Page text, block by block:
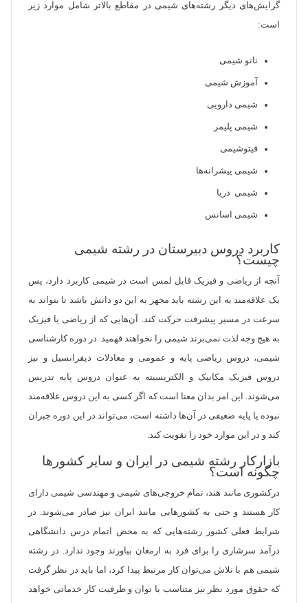
گرایش‌های دیگر رشته‌های شیمی در مقاطع بالاتر شامل موارد زیر
است:
نانو شیمی
آموزش شیمی
شیمی دارویی
شیمی پلیمر
فیتوشیمی
شیمی پیشرانه‌‏ها
شیمی دریا
شیمی اسانس
کاربرد دروس دبیرستان در رشته‌ شیمی
چیست؟
آنچه از ریاضی و فیزیک قابل لمس است در شیمی کاربرد دارد، پس
یک علاقه‏‌مند به این رشته باید مجهز به این دو دانش باشد تا بتواند به
سرعت در مسیر پیشرفت حرکت کند. آن‌هایی که از ریاضی یا فیزیک
به هیچ وجه لذت نمی‏‌برند شیمی را نخواهند فهمید. در دوره کارشناسی
شیمی، دروس ریاضی پایه و عمومی و معادلات دیفرانسیل و نیز
دروس فیزیک مکانیک و الکتریسیته به عنوان دروس پایه تدریس
می‌‏شوند. این امر بدان معنا است که اگر کسی به این دروس علاقه‌مند
نبوده یا پایه ضعیفی در آن‌ها داشته است، می‌تواند در این دوره جبران
کند و در این موارد خود را تقویت کند.
بازارکار رشته شیمی در ایران و سایر کشورها
چگونه است؟
درکشوری مانند هند، تمام خروجی‌‏های شیمی و مهندسی شیمی دارای
کار هستند و حتی به کشورهایی مانند ایران نیز صادر می‏‌شوند. در
شرایط فعلی کشور رشته‏‌هایی که به محض اتمام درس دانشگاهی
درآمد سرشاری را برای فرد به ارمغان بیاورند وجود ندارد. در رشته
شیمی هم با تلاش می‏‌توان کار مرتبط پیدا کرد، اما باید در نظر گرفت
که حقوق مورد نظر نیز متناسب با توان و ظرفیت کار خدماتی خواهد